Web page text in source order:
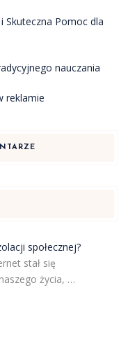
Skuteczna Pomoc dla
nauczania
reklamie
społecznej?
stał się
życia, …